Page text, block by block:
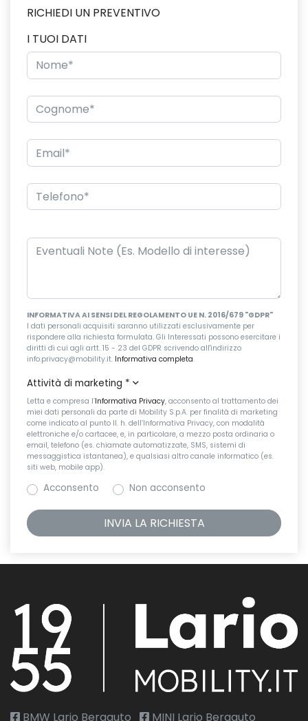
RICHIEDI UN PREVENTIVO
I TUOI DATI
INFORMATIVA AI SENSI DEL REGOLAMENTO UE N. 2016/679 "GDPR"
I dati personali acquisiti saranno utilizzati esclusivamente per
rispondere alla richiesta formulata. Gli Interessati possono esercitare i
diritti di cui agli artt. 15 - 23 del GDPR scrivendo all'indirizzo
info.privacy@mobility.it. Informativa completa.
Attività di marketing *
Letta e compresa l’Informativa Privacy, acconsento al trattamento dei
miei dati personali da parte di Mobility S.p.A. per finalità di marketing
come indicato al punto II. h. dell’Informativa Privacy, con modalità
elettroniche e/o cartacee, e, in particolare, a mezzo posta ordinaria o
email, telefono (es. chiamate automatizzate, SMS, sistemi di
messaggistica istantanea), e qualsiasi altro canale informatico (es.
siti web, mobile app).
Acconsento Non acconsento
BMW Lario Bergauto
MINI Lario Bergauto